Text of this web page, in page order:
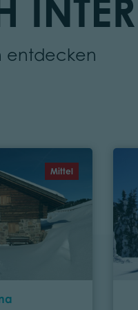
entdecken
Mittel